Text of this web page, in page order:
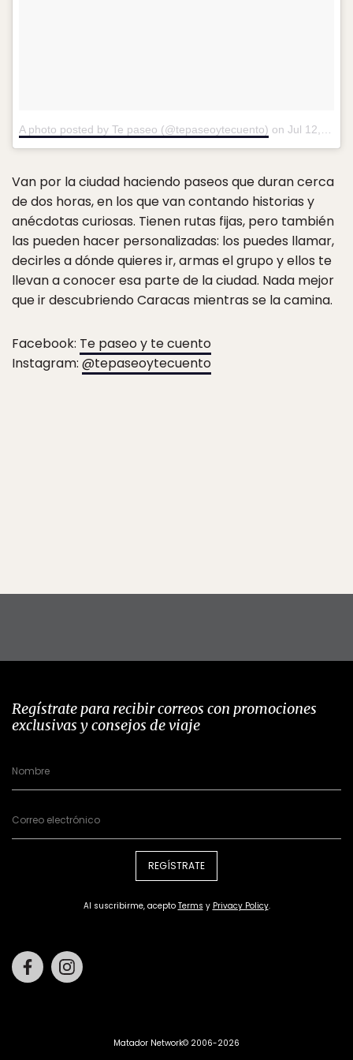
A photo posted by Te paseo (@tepaseoytecuento) on Jul 12, 2016 at 7:00pm PDT
Van por la ciudad haciendo paseos que duran cerca
de dos horas, en los que van contando historias y
anécdotas curiosas. Tienen rutas fijas, pero también
las pueden hacer personalizadas: los puedes llamar,
decirles a dónde quieres ir, armas el grupo y ellos te
llevan a conocer esa parte de la ciudad. Nada mejor
que ir descubriendo Caracas mientras se la camina.
Facebook: Te paseo y te cuento
Instagram: @tepaseoytecuento
Regístrate para recibir correos con promociones
exclusivas y consejos de viaje
REGÍSTRATE
Al suscribirme, acepto Terms y Privacy Policy.
Facebook
Matador Network© 2006-2026